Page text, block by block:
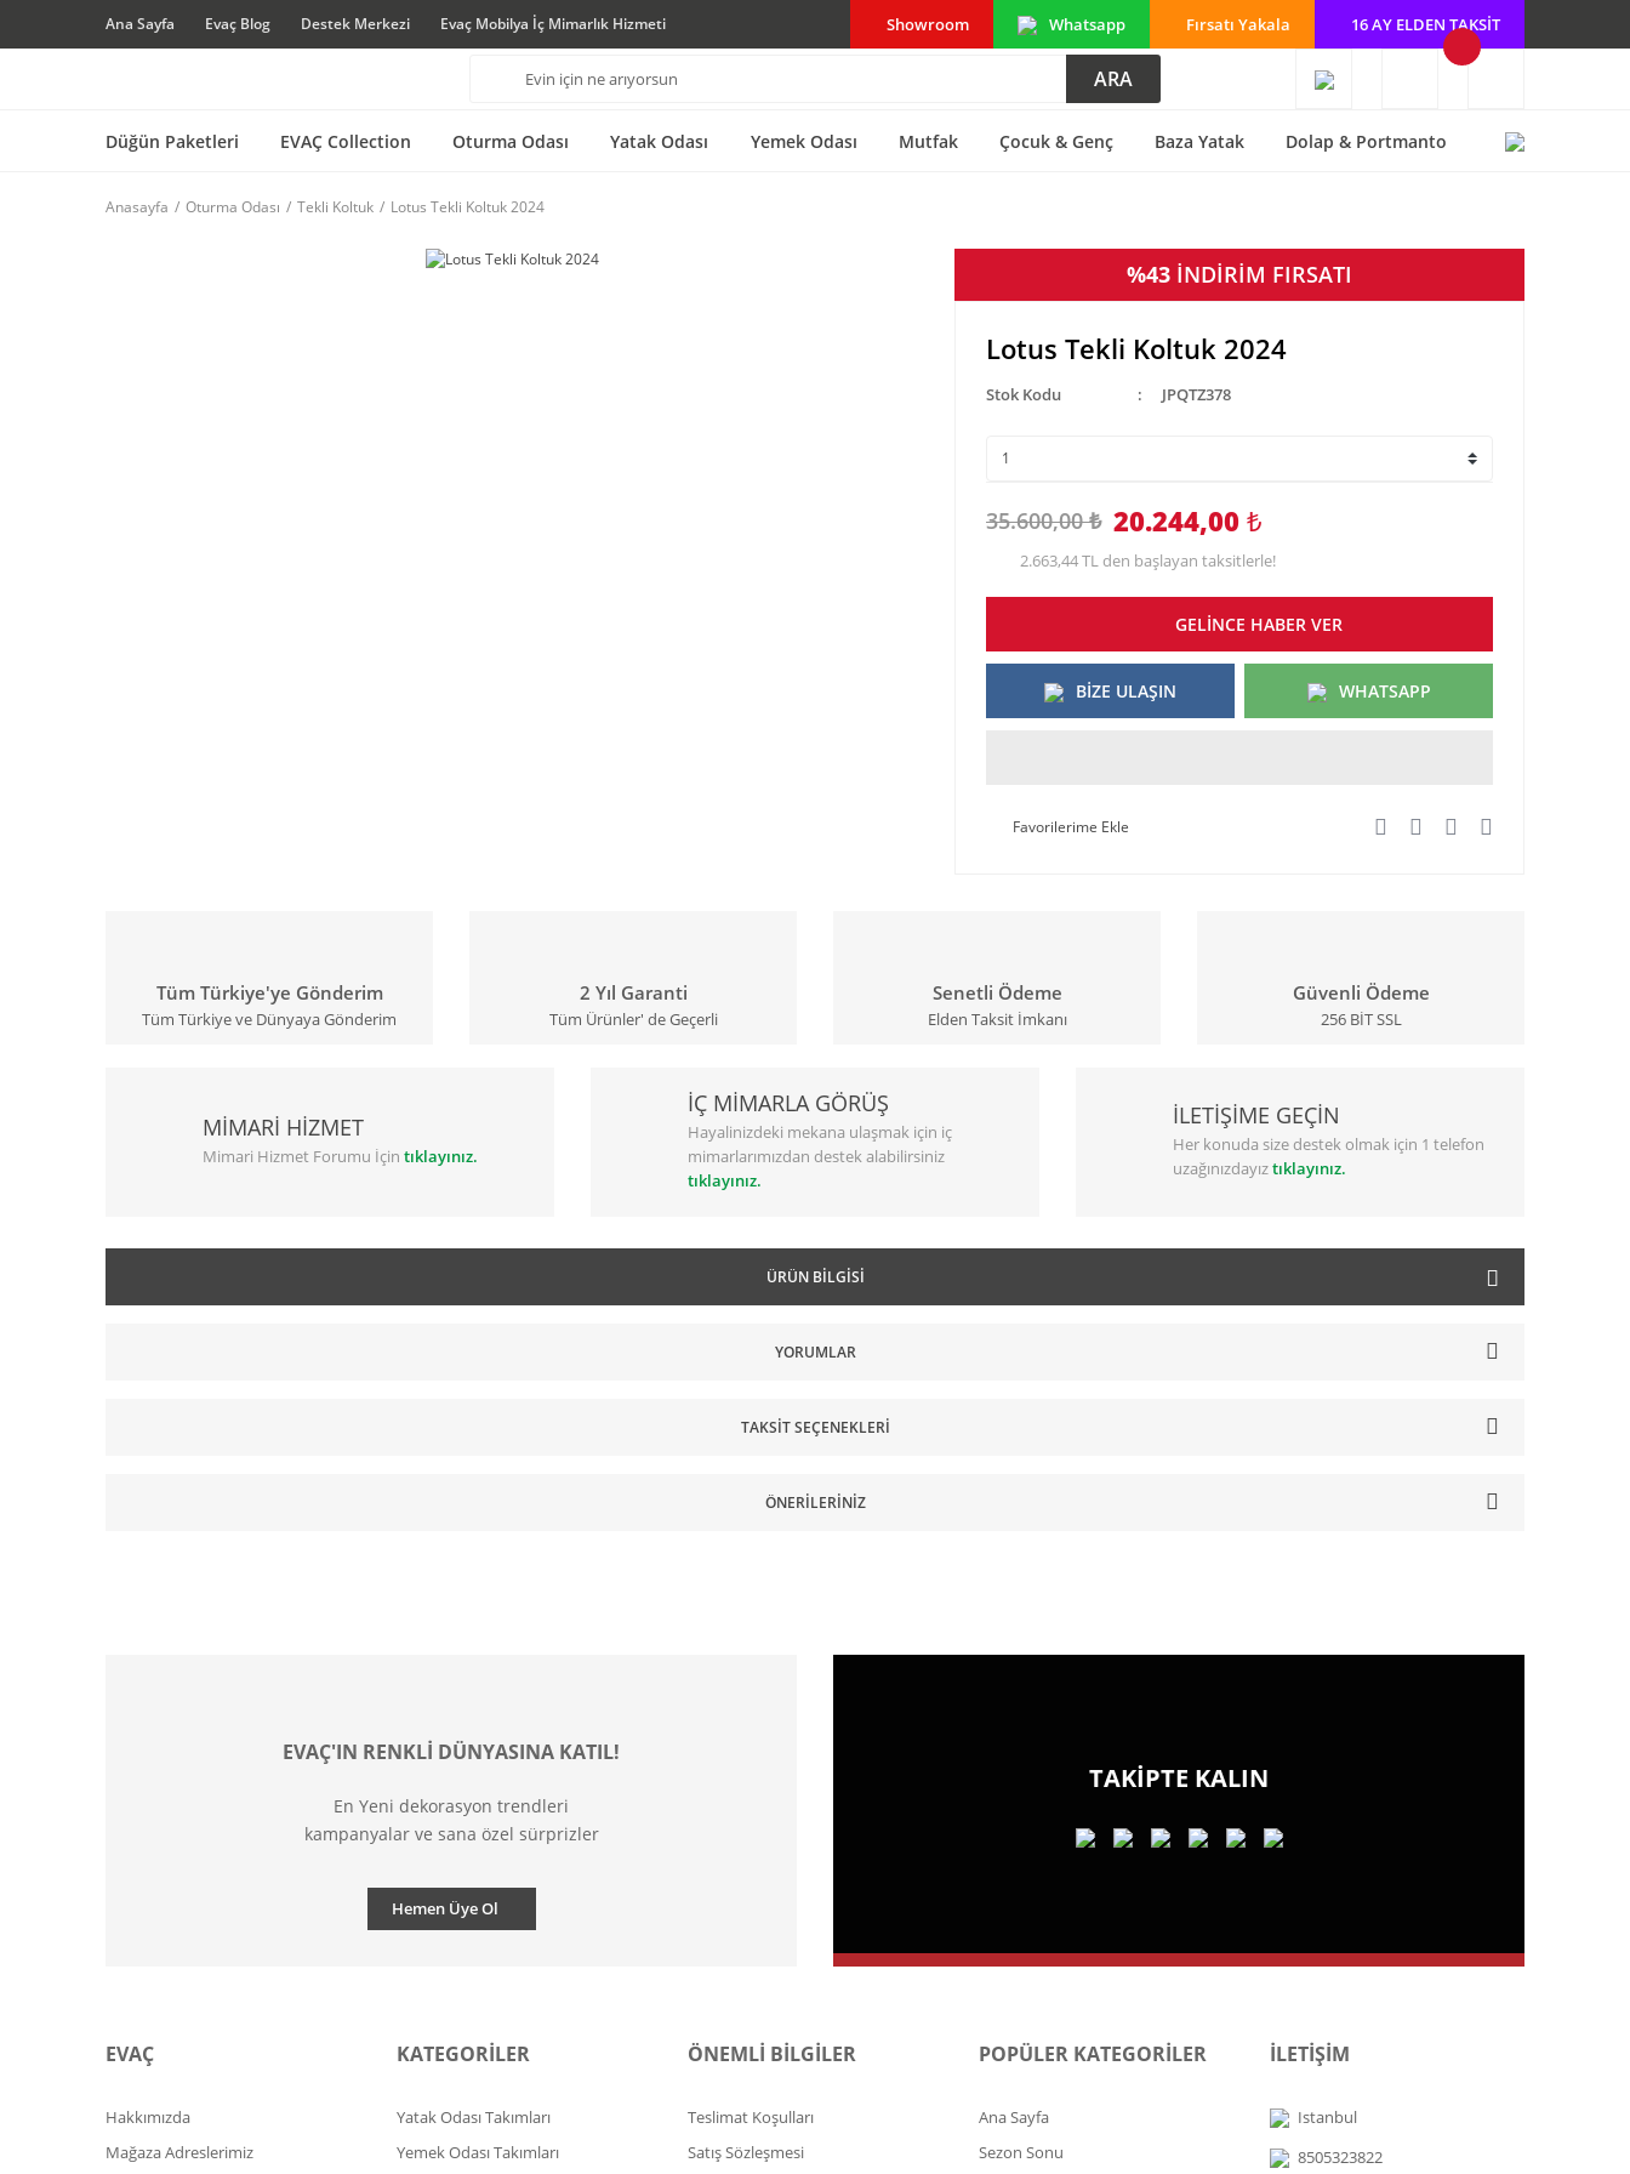
Ana Sayfa Evaç Blog Destek Merkezi Evaç Mobilya İç Mimarlık Hizmeti Showroom Whatsapp Fırsatı Yakala 16 AY ELDEN TAKSİT
ARA
Düğün Paketleri EVAÇ Collection Oturma Odası Yatak Odası Yemek Odası Mutfak Çocuk & Genç Baza Yatak Dolap & Portmanto
Anasayfa Oturma Odası Tekli Koltuk Lotus Tekli Koltuk 2024
%43 İNDİRİM FIRSATI
Lotus Tekli Koltuk 2024
Stok Kodu JPQTZ378
35.600,00 ₺ 20.244,00 ₺
2.663,44 TL den başlayan taksitlerle!
GELİNCE HABER VER
BİZE ULAŞIN WHATSAPP
Tüm Türkiye'ye Gönderim
Tüm Türkiye ve Dünyaya Gönderim
2 Yıl Garanti
Tüm Ürünler' de Geçerli
Senetli Ödeme
Elden Taksit İmkanı
Güvenli Ödeme
256 BİT SSL
MİMARİ HİZMET
Mimari Hizmet Forumu İçin tıklayınız.
İÇ MİMARLA GÖRÜŞ
Hayalinizdeki mekana ulaşmak için iç
mimarlarımızdan destek alabilirsiniz
tıklayınız.
İLETİŞİME GEÇİN
Her konuda size destek olmak için 1 telefon
uzağınızdayıztıklayınız.
ÜRÜN BILGISI
YORUMLAR
TAKSIT SEÇENEKLERI
ÖNERILERINIZ
EVAÇ'IN RENKLİ DÜNYASINA KATIL!
En Yeni dekorasyon trendleri
kampanyalar ve sana özel sürprizler
Hemen Üye Ol
TAKİPTE KALIN
EVAÇ
Hakkımızda
Mağaza Adreslerimiz
KATEGORİLER
Yatak Odası Takımları
Yemek Odası Takımları
ÖNEMLİ BİLGİLER
Teslimat Koşulları
Satış Sözleşmesi
POPÜLER KATEGORİLER
Ana Sayfa
Sezon Sonu
İLETİŞİM
Istanbul
8505323822